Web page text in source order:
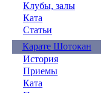
Клубы, залы
Ката
Статьи
Карате Шотокан
История
Приемы
Ката